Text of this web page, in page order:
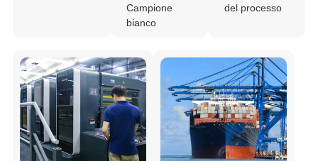
Campione
bianco
del processo